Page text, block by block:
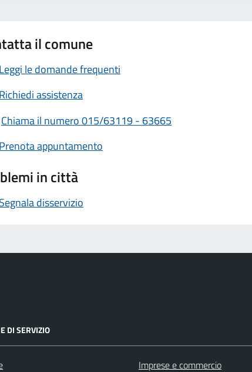
il comune
Leggi le domande frequenti
Richiedi assistenza
Chiama il numero 015/63119 - 63665
Prenota appuntamento
in città
Segnala disservizio
DI SERVIZIO
Imprese e commercio